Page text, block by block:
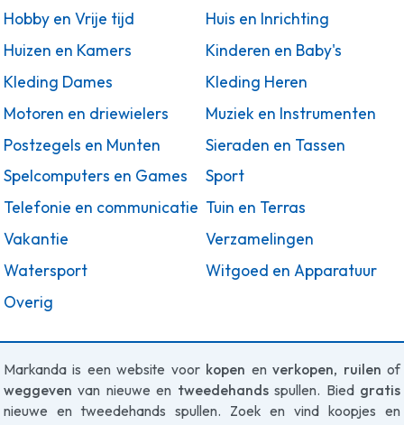
Hobby en Vrije tijd
Huis en Inrichting
Huizen en Kamers
Kinderen en Baby's
Kleding Dames
Kleding Heren
Motoren en driewielers
Muziek en Instrumenten
Postzegels en Munten
Sieraden en Tassen
Spelcomputers en Games
Sport
Telefonie en communicatie Tuin en Terras
Vakantie
Verzamelingen
Watersport
Witgoed en Apparatuur
Overig
Markanda is een website voor kopen enverkopen, ruilen of
weggeven van nieuwe en tweedehandsspullen. Bied gratis
nieuwe en tweedehands spullen. Zoek en vind koopjes en